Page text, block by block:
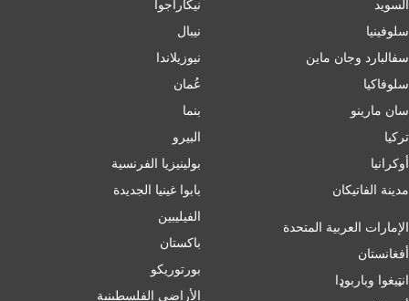
السويد
سلوفينيا
سفالبارد وجان ماين
سلوفاكيا
سان مارينو
تركيا
أوكرانيا
مدينة الفاتيكان
الإمارات العربية المتحدة
أفغانستان
انټیغوا وباربوډا
نيكاراجوا
نيبال
نيوزيلاندا
عُمان
بنما
البيرو
بولينيزيا الفرنسية
بابوا غينيا الجديدة
الفيليبين
باكستان
بورتوريكو
الأراضي الفلسطينية